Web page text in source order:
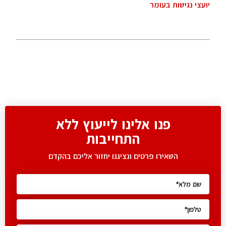
יועצי נגישות בעומר
פנו אלינו לייעוץ ללא
התחייבות
השאירו פרטים ונציגנו יחזור אליכם בהקדם